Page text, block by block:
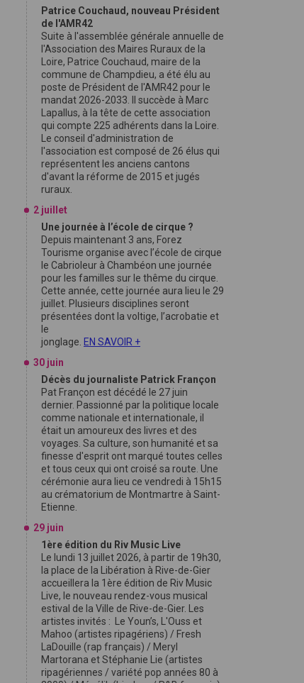
Patrice Couchaud, nouveau Président
de l'AMR42
Suite à l'assemblée générale annuelle de
l'Association des Maires Ruraux de la
Loire, Patrice Couchaud, maire de la
commune de Champdieu, a été élu au
poste de Président de l'AMR42 pour le
mandat 2026-2033. Il succède à Marc
Lapallus, à la tête de cette association
qui compte 225 adhérents dans la Loire.
Le conseil d'administration de
l'association est composé de 26 élus qui
représentent les anciens cantons
d'avant la réforme de 2015 et jugés
ruraux.
2 juillet
Une journée à l’école de cirque ?
Depuis maintenant 3 ans, Forez
Tourisme organise avec l’école de cirque
le Cabrioleur à Chambéon une journée
pour les familles sur le thême du cirque.
Cette année, cette journée aura lieu le 29
juillet. Plusieurs disciplines seront
présentées dont la voltige, l’acrobatie et
le
jonglage. EN SAVOIR +
30 juin
Décès du journaliste Patrick Françon
Pat Françon est décédé le 27 juin
dernier. Passionné par la politique locale
comme nationale et internationale, il
était un amoureux des livres et des
voyages. Sa culture, son humanité et sa
finesse d'esprit ont marqué toutes celles
et tous ceux qui ont croisé sa route. Une
cérémonie aura lieu ce vendredi à 15h15
au crématorium de Montmartre à Saint-
Etienne.
29 juin
1ère édition du Riv Music Live
Le lundi 13 juillet 2026, à partir de 19h30,
la place de la Libération à Rive-de-Gier
accueillera la 1ère édition de Riv Music
Live, le nouveau rendez-vous musical
estival de la Ville de Rive-de-Gier. Les
artistes invités : Le Youn’s, L'Ouss et
Mahoo (artistes ripagériens) / Fresh
LaDouille (rap français) / Meryl
Martorana et Stéphanie Lie (artistes
ripagériennes / variété pop années 80 à